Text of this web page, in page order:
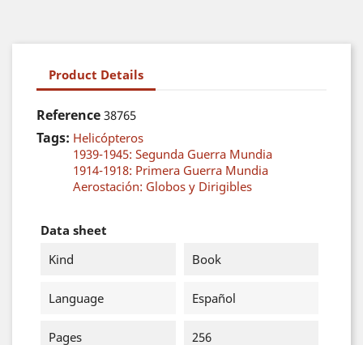
Product Details
Reference 38765
Tags: Helicópteros
1939-1945: Segunda Guerra Mundia
1914-1918: Primera Guerra Mundia
Aerostación: Globos y Dirigibles
Data sheet
Kind
Book
Language Español
Pages 256